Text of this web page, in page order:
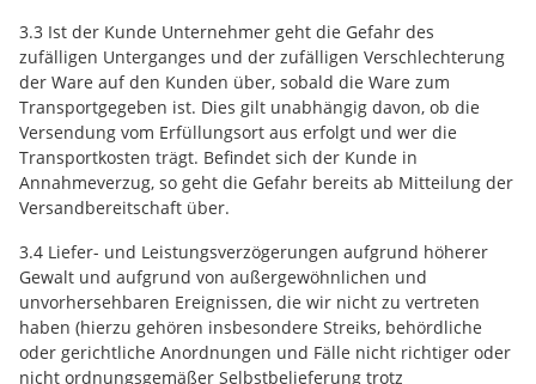
3.3 Ist der Kunde Unternehmer geht die Gefahr des
zufälligen Unterganges und der zufälligen Verschlechterung
der Ware auf den Kunden über, sobald die Ware zum
Transportgegeben ist. Dies gilt unabhängig davon, ob die
Versendung vom Erfüllungsort aus erfolgt und wer die
Transportkosten trägt. Befindet sich der Kunde in
Annahmeverzug, so geht die Gefahr bereits ab Mitteilung der
Versandbereitschaft über.
3.4 Liefer- und Leistungsverzögerungen aufgrund höherer
Gewalt und aufgrund von außergewöhnlichen und
unvorhersehbaren Ereignissen, die wir nicht zu vertreten
haben (hierzu gehören insbesondere Streiks, behördliche
oder gerichtliche Anordnungen und Fälle nicht richtiger oder
nicht ordnungsgemäßer Selbstbelieferung trotz